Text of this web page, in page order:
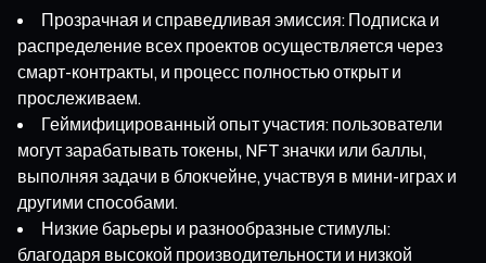
Прозрачная и справедливая эмиссия: Подписка и
распределение всех проектов осуществляется через
смарт-контракты, и процесс полностью открыт и
прослеживаем.
Геймифицированный опыт участия: пользователи
могут зарабатывать токены, NFT значки или баллы,
выполняя задачи в блокчейне, участвуя в мини-играх и
другими способами.
Низкие барьеры и разнообразные стимулы:
благодаря высокой производительности и низкой